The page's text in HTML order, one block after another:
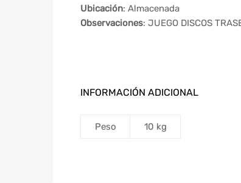
Ubicación: Almacenada
Observaciones: JUEGO DISCOS
INFORMACIÓN ADICIONAL
Peso 10 kg